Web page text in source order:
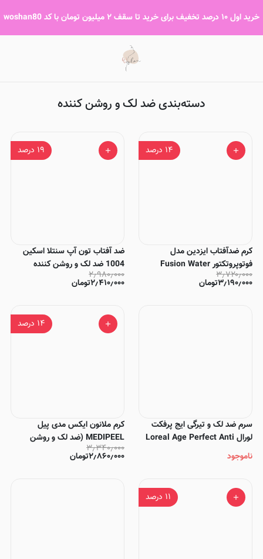
خرید اول ۱۰ درصد تخفیف برای خرید تا سقف ۲ میلیون تومان با کد woshan80
دسته‌بندی ضد لک و روشن کننده
۱۴ درصد
کرم ضدآفتاب ایزدین مدل
فوتوپروتکتور Fusion Water
SPF50
۳٫۷۲۰٫۰۰۰
۳٫۱۹۰٫۰۰۰تومان
۱۹ درصد
ضد آفتاب تون آپ سنتلا اسکین
1004 ضد لک و روشن کننده
۲٫۹۸۰٫۰۰۰
۲٫۴۱۰٫۰۰۰تومان
سرم ضد لک و تیرگی ایج پرفکت
لورال Loreal Age Perfect Anti
Altersflecken 30Ml
ناموجود
۱۴ درصد
کرم ملانون ایکس مدی پیل
MEDIPEEL (ضد لک و روشن
کننده)
۳٫۳۴۰٫۰۰۰
۲٫۸۶۰٫۰۰۰تومان
۱۱ درصد